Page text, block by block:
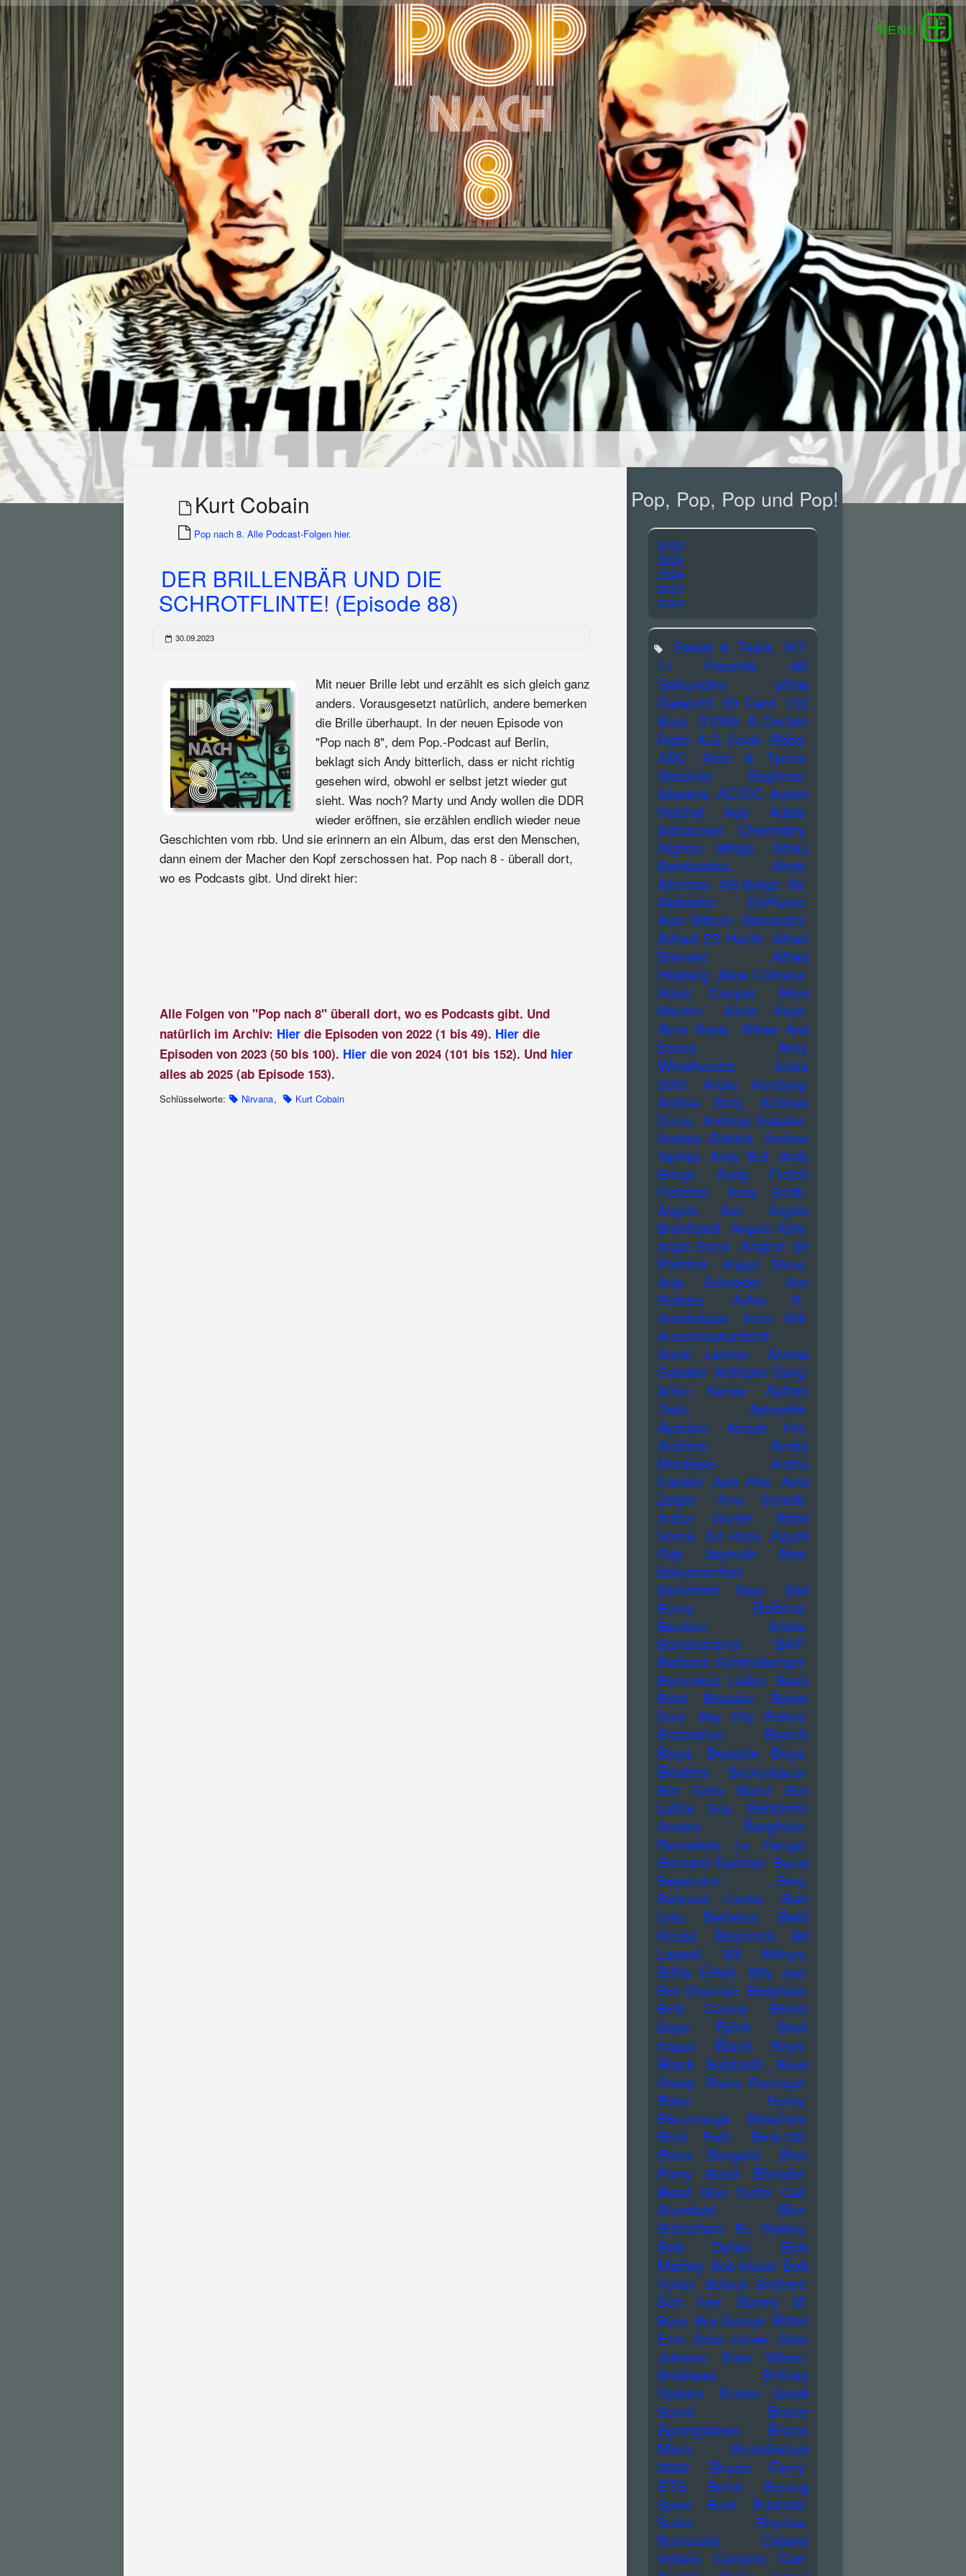
Kurt Cobain
Pop nach 8. Alle Podcast-Folgen hier.
DER BRILLENBÄR UND DIE
SCHROTFLINTE! (Episode 88)
30.09.2023
Mit neuer Brille lebt und erzählt es sich gleich ganz
anders. Vorausgesetzt natürlich, andere bemerken
die Brille überhaupt. In der neuen Episode von
"Pop nach 8", dem Pop.-Podcast auf Berlin,
beklagt sich Andy bitterlich, dass er nicht richtig
gesehen wird, obwohl er selbst jetzt wieder gut
sieht. Was noch? Marty und Andy wollen die DDR
wieder eröffnen, sie erzählen endlich wieder neue
Geschichten vom rbb. Und sie erinnern an ein Album, das erst den Menschen,
dann einem der Macher den Kopf zerschossen hat. Pop nach 8 - überall dort,
wo es Podcasts gibt. Und direkt hier:
Alle Folgen von "Pop nach 8" überall dort, wo es Podcasts gibt. Und
natürlich im Archiv: Hier die Episoden von 2022 (1 bis 49). Hier die
Episoden von 2023 (50 bis 100). Hier die von 2024 (101 bis 152). Und hier
alles ab 2025 (ab Episode 153).
Schlüsselworte: Nirvana, Kurt Cobain
Pop, Pop, Pop und Pop!
2026
2025
2024
2023
2022
Sweat & Tears
!K7
11 Freunde
40
Sekunden ohne
Gewicht 50 Cent 102
Boyz 01099 A Certain
Ratio A.G. Cook Abba
ABC
Abor & Tynna
Absolute Beginner
Abwärts AC/DC Achim
Reichel
Ada Adele
Advanced Chemistry
Afghan Whigs
Afrika
Bambaataa
Afrob
Afroman AG Geige Air
Alabaster DePlume
Alan Wilson Alexandra
Alfred 23 Harth Alfred
Brendel
Alfred
Hilsberg Alice Coltrane
Alice Cooper
Alice
Merton
Alicia Keys
Alma Naidu
Althea And
Donna
Amy
Winehouse
Andre
3000
Andre Herzberg
Andrea Berg
Andreas
Dorau Andreas Gabalier
Andrew Eldritch
Andrew
Vachss Andy Bell
Andy
Brings
Andy Fletch
Fletcher
Andy Smith
Angela Aux
Angelo
Branduardi Angelo Kelly
Angie Stone Angine de
Poitrine
Angus Stone
Anja Schneider
Ann
Peebles
AnNa R.
Annahstasia
Anne Will
Annenmaykantereit
Annie Lennox
Anreas
Gabalier Antilopen Gang
Anton Karras
Aphex
Twin
Aphrodite
Apsilon Arcade Fire
Archive
Arctic
Monkeys
Aretha
Franklin Ariel Pink Arnd
Zeigler
Arno Schmitt
Arthur Gunter
Astrid
Sonne Axl Rose Azure
Ray
Azymuth
Ätna
Babyshambles
Backstreet Boys
Bad
Bunny
Balbina
Bamboo Artists
Bananarama
BAP
Barbara Schöneberger
Barenaked Ladies
Basia
Bulat
Bassdee
Baxter
Dury
Bay City Rollers
Bazzazian
Beach
Boys
Beastie Boys
Beatles
Beckenbauer
Bee Gees
Beirut
Ben
LaMar Gay
Benjamin
Amaru
Berghain
Bernadette La Hengst
Bernard Sumner Bernd
Begemann
Berq
Bertrand Cantat
Beth
Ditto
Betterov
Betti
Kruse
Beyonce
Bill
Laswell
Bill Withers
Billie Eilish
Billy Joel
Bim Sherman Biosphere
Birth Control
Bitchin
Bajas
Björk
Black
Kappa
Black Keys
Black Sabbath
Black
Sheep
Blaine Reininger
Blake Harley
Blancmange
Bleachers
Blind Faith
Blink-182
Blixa Bargeld
Bloc
Party
Blond Blondie
Blood Blue Oyster Cult
Blumfeld Blur
Blümchen Bo Diddley
Bob Dylan
Bob
Marley Bob Mould Bob
Vylan
Bollock Brothers
Bon Iver Boney M
Bono Boy George Brian
Eno Brian James Brian
Johnson
Brian Wilson
Brickhead
Britney
Spears
Broken Social
Scene
Bruce
Springsteen
Bruno
Mars
Brutalismus
3000
Bryan Ferry
BTS
Burial
Burning
Spear
Bush Bushido
Busta Rhymes
Buzzcocks
Cabaret
Voltaire
Campino Can